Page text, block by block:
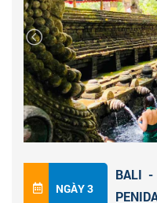
NGÀY 3
BALI -